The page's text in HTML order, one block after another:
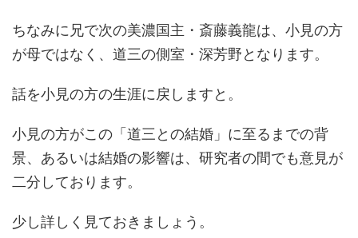
ちなみに兄で次の美濃国主・斎藤義龍は、小見の方
が母ではなく、道三の側室・深芳野となります。
話を小見の方の生涯に戻しますと。
小見の方がこの「道三との結婚」に至るまでの背
景、あるいは結婚の影響は、研究者の間でも意見が
二分しております。
少し詳しく見ておきましょう。